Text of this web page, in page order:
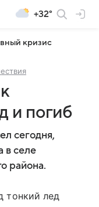
+32°
кризис
и погиб
сегодня,
в селе
района.
тонкий лед